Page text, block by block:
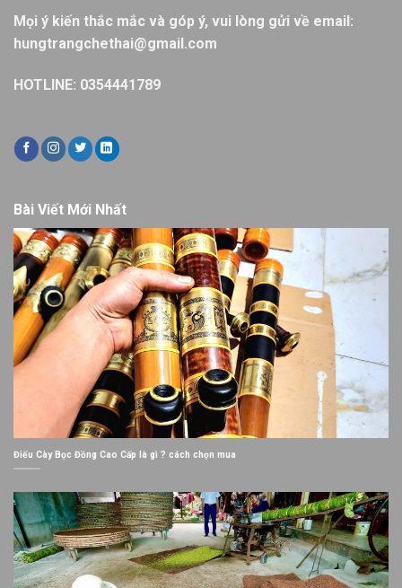
Mọi ý kiến thắc mắc và góp ý, vui lòng gửi về email:
hungtrangchethai@gmail.com
HOTLINE: 0354441789
Bài Viết Mới Nhất
Điếu Cày Bọc Đồng Cao Cấp là gì ? cách chọn mua